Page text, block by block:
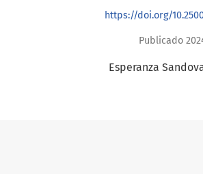
https://doi.org/
Publicado
Esperanza